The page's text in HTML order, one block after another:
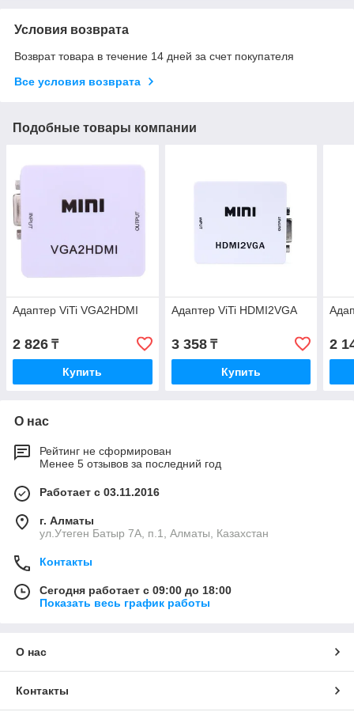
Условия возврата
Возврат товара в течение 14 дней за счет покупателя
Все условия возврата
Подобные товары компании
Адаптер ViTi VGA2HDMI
2 826 ₸
Купить
Адаптер ViTi HDMI2VGA
3 358₸
Купить
2
О нас
Рейтинг не сформирован
Менее 5 отзывов за последний год
Работает с 03.11.2016
г. Алматы
ул.Утеген Батыр 7А, п.1, Алматы, Казахстан
Контакты
Сегодня работает с 09:00 до 18:00
Показать весь график работы
О нас
Контакты